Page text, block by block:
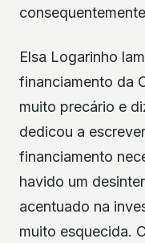
Elsa Logarinho
financiamento da
muito precário e
dedicou a
financiamento
havido um
acentuado na
muito esquecida.